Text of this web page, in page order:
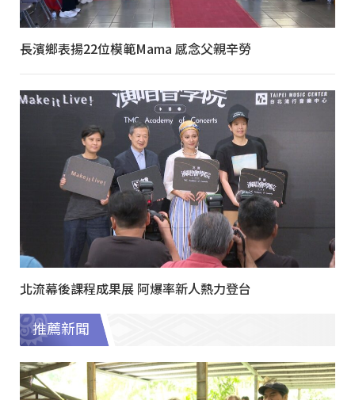
長濱鄉表揚22位模範Mama 感念父親辛勞
北流幕後課程成果展 阿爆率新人熱力登台
推薦新聞